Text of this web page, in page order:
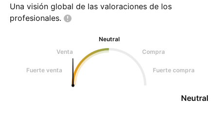
Una visión global de las valoraciones de los
profesionales.
Neutral
Venta
Compra
Fuerte venta Fuerte compra
Neutral